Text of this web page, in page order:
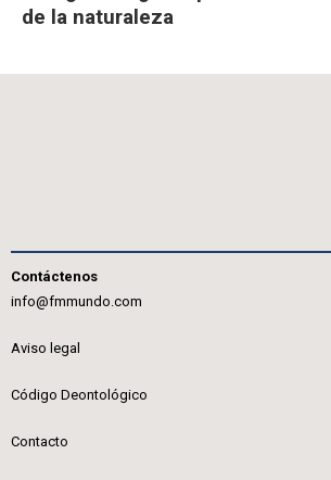
de la naturaleza
Contáctenos
info@fmmundo.com
Aviso legal
Código Deontológico
Contacto